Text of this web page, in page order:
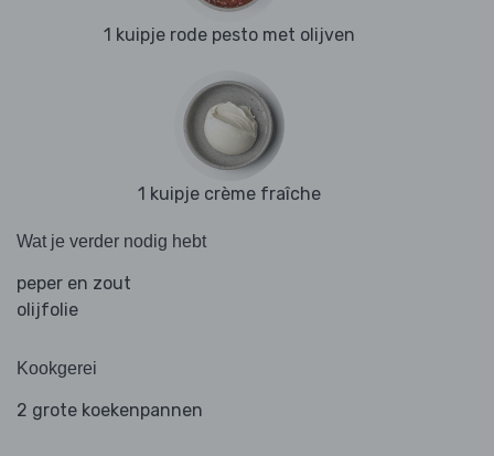
1 kuipje rode pesto met olijven
1 kuipje crème fraîche
Wat je verder nodig hebt
peper en zout
olijfolie
Kookgerei
2 grote koekenpannen